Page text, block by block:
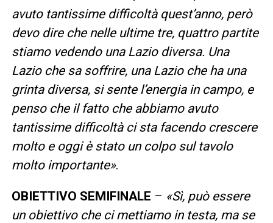
avuto tantissime difficoltà quest’anno, però
devo dire che nelle ultime tre, quattro partite
stiamo vedendo una Lazio diversa. Una
Lazio che sa soffrire, una Lazio che ha una
grinta diversa, si sente l’energia in campo, e
penso che il fatto che abbiamo avuto
tantissime difficoltà ci sta facendo crescere
molto e oggi è stato un colpo sul tavolo
molto importante».
OBIETTIVO SEMIFINALE – «Sì, può essere
un obiettivo che ci mettiamo in testa, ma se